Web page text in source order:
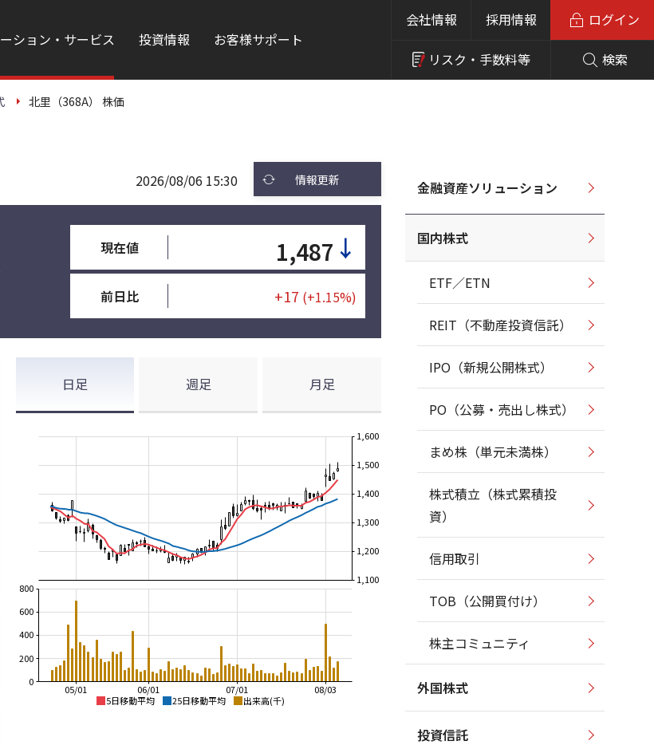
ション・サービス 投資情報 お客様サポート
会社情報 採用情報
リスク・ 手数料等 検索
ログイン
北里（368A） 株価
2026/08/06 15:30 情報更新
現在値 1,487 ↓
前日比 +17 (+1.15%)
日足 週足 月足
5日移動平均 25日移動平均 出来高(千)
08/03
07/01
06/01
05/01
1,100
1,200
1,300
1,400
1,500
1,600
0
200
400
600
800
金融資産ソリューション
国内株式
ETF／ETN
REIT（不動産投資信託）
IPO（新規公開株式）
PO（公募・売出し株式）
まめ株（単元未満株）
株式積立（株式累積投
資）
信用取引
TOB（公開買付け）
株主コミュニティ
外国株式
投資信託